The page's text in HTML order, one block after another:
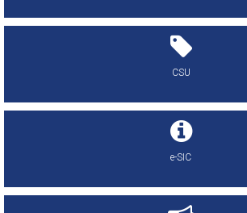
CSU
e-SIC